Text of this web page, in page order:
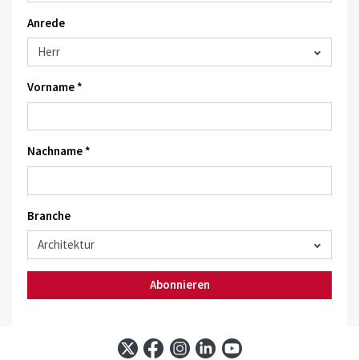
Anrede
Vorname *
Nachname *
Branche
Abonnieren